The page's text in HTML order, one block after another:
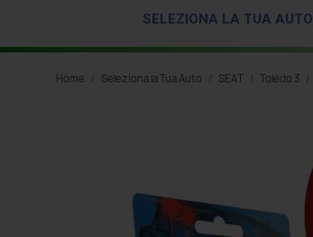
SELEZIONA LA TUA AUTO
Home Seleziona la Tua Auto SEAT Toledo 3